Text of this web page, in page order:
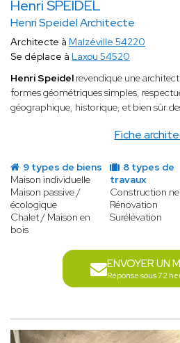
Henri SPEIDEL
Henri Speidel Architecte
Fiche
Architecte à Malzéville 54220
Se déplace à Laxou 54520
Henri Speidel revendique une
formes géométriques simples,
géographique, historique, et bien sûr
9 types de biens
Maison individuelle
Maison passive /
écologique
Chalet / Maison en
bois
8 types de
travaux
Construction
Rénovation
Surélévation
ENVOYER UN
Réponse sous 72